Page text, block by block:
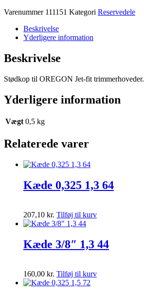
Varenummer 111151 Kategori Reservedele
Beskrivelse
Yderligere information
Beskrivelse
Stødkop til OREGON Jet-fit trimmerhoveder.
Yderligere information
Vægt 0,5 kg
Relaterede varer
Kæde 0,325 1,3 64
207,10 kr. Tilføj til kurv
Kæde 3/8″ 1,3 44
160,00 kr. Tilføj til kurv